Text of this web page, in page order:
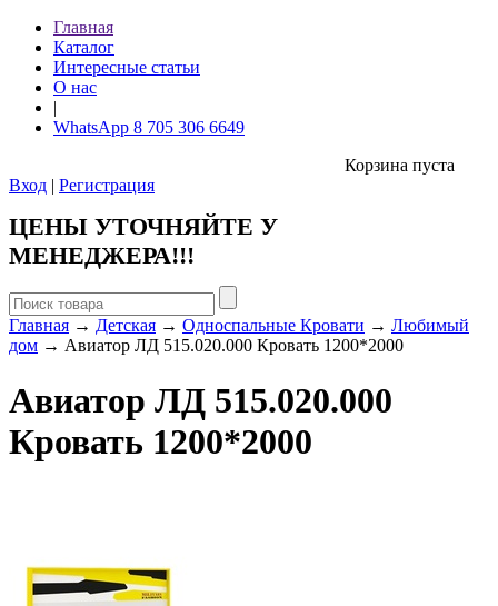
Главная
Каталог
Интересные статьи
О нас
|
WhatsApp 8 705 306 6649
Корзина пуста
Вход | Регистрация
ЦЕНЫ УТОЧНЯЙТЕ У
МЕНЕДЖЕРА!!!
Главная → Детская → Односпальные Кровати → Любимый
дом → Авиатор ЛД 515.020.000 Кровать 1200*2000
Авиатор ЛД 515.020.000
Кровать 1200*2000